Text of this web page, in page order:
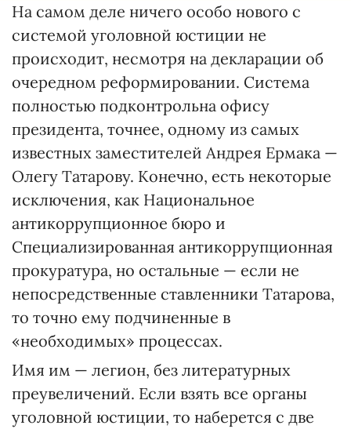
На самом деле ничего особо нового с
системой уголовной юстиции не
происходит, несмотря на декларации об
очередном реформировании. Система
полностью подконтрольна офису
президента, точнее, одному из самых
известных заместителей Андрея Ермака —
Олегу Татарову. Конечно, есть некоторые
исключения, как Национальное
антикоррупционное бюро и
Специализированная антикоррупционная
прокуратура, но остальные — если не
непосредственные ставленники Татарова,
то точно ему подчиненные в
«необходимых» процессах.
Имя им — легион, без литературных
преувеличений. Если взять все органы
уголовной юстиции, то наберется с две